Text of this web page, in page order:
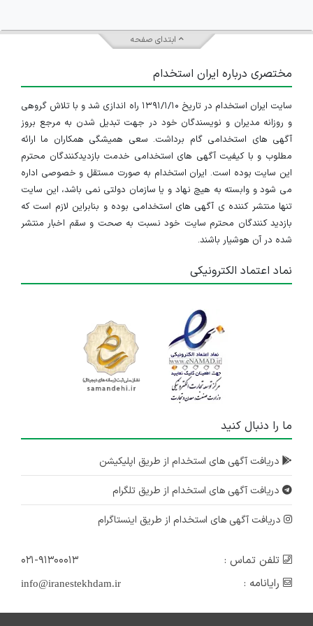
ابتدای صفحه
مختصری درباره ایران استخدام
سایت ایران استخدام در تاریخ ۱۳۹۱/۱/۱۰ راه اندازی شد و با تلاش گروهی
و روزانه مدیران و نویسندگان خود در جهت تبدیل شدن به مرجع بروز
آگهی های استخدامی گام برداشت. سعی همیشگی همکاران ما ارائه
مطلوب و با کیفیت آگهی های استخدامی خدمت بازدیدکنندگان محترم
این سایت بوده است. ایران استخدام به صورت مستقل و خصوصی اداره
می شود و وابسته به هیچ نهاد و یا سازمان دولتی نمی باشد، این سایت
تنها منتشر کننده ی آگهی های استخدامی بوده و بنابراین لازم است که
بازدید کنندگان محترم سایت خود نسبت به صحت و سقم اخبار منتشر
شده در آن هوشیار باشند.
نماد اعتماد الکترونیکی
ما را دنبال کنید
دریافت آگهی های استخدام از طریق اپلیکیشن
دریافت آگهی های استخدام از طریق تلگرام
دریافت آگهی های استخدام از طریق اینستاگرام
تلفن تماس :
۰۲۱-۹۱۳۰۰۰۱۳
رایانامه :
info@iranestekhdam.ir